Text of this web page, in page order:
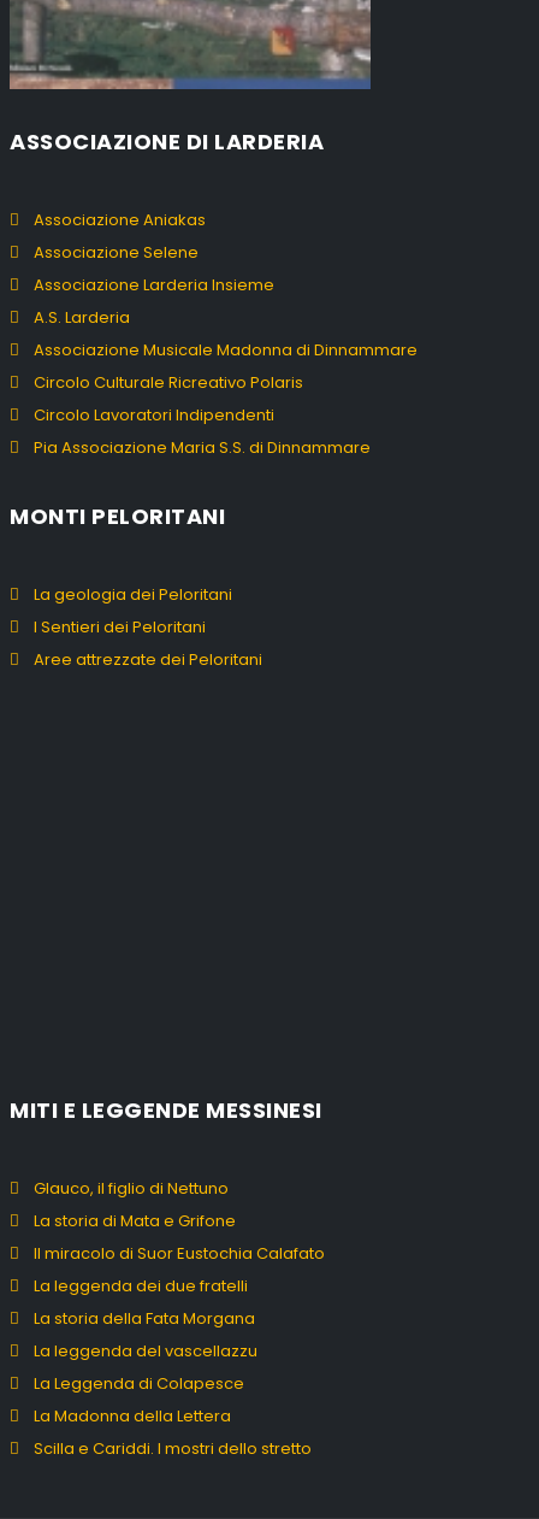
ASSOCIAZIONE DI LARDERIA
Associazione Aniakas
Associazione Selene
Associazione Larderia Insieme
A.S. Larderia
Associazione Musicale Madonna di Dinnammare
Circolo Culturale Ricreativo Polaris
Circolo Lavoratori Indipendenti
Pia Associazione Maria S.S. di Dinnammare
MONTI PELORITANI
La geologia dei Peloritani
I Sentieri dei Peloritani
Aree attrezzate dei Peloritani
MITI E LEGGENDE MESSINESI
Glauco, il figlio di Nettuno
La storia di Mata e Grifone
Il miracolo di Suor Eustochia Calafato
La leggenda dei due fratelli
La storia della Fata Morgana
La leggenda del vascellazzu
La Leggenda di Colapesce
La Madonna della Lettera
Scilla e Cariddi. I mostri dello stretto